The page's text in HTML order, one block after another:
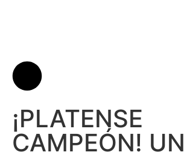
¡PLATENSE
CAMPEÓN! UN